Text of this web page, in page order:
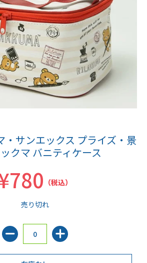
・サンエックス プライズ・景
クマ バニティケース
（税込）
売り切れ